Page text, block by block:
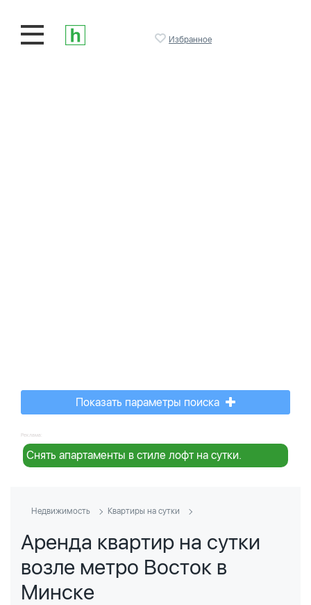
Избранное
Показать параметры поиска
Реклама:
Снять апартаменты в стиле лофт на сутки.
Недвижимость Квартиры на сутки
Аренда квартир на сутки
возле метро Восток в
Минске